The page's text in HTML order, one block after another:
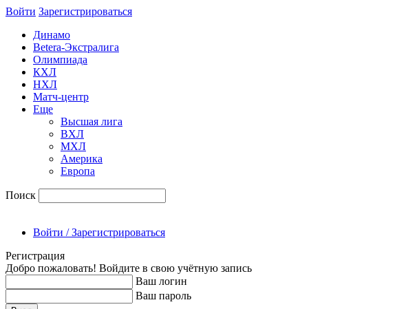
Войти Зарегиcтрироваться
Динамо
Betera-Экстралига
Олимпиада
КХЛ
НХЛ
Матч-центр
Еще
Высшая лига
ВХЛ
МХЛ
Америка
Европа
Поиск
Войти / Зарегистрироваться
Регистрация
Добро пожаловать! Войдите в свою учётную запись
Ваш логин
Ваш пароль